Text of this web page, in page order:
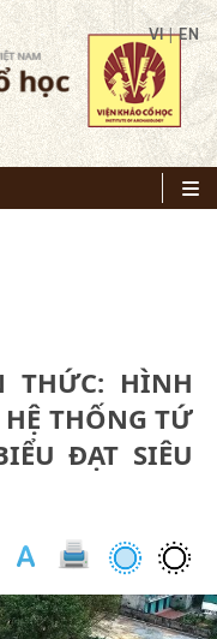
VI|EN
THỨC: HÌNH
THỐNG TỨ
ĐẠT SIÊU